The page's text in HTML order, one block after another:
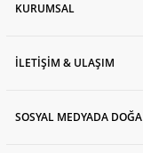
KURUMSAL
İLETİŞİM & ULAŞIM
SOSYAL MEDYADA DOĞA